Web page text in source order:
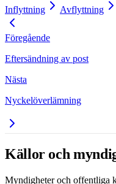
Inflyttning
Avflyttning
Föregående
Eftersändning av post
Nästa
Nyckelöverlämning
Källor och
Myndigheter och offentliga